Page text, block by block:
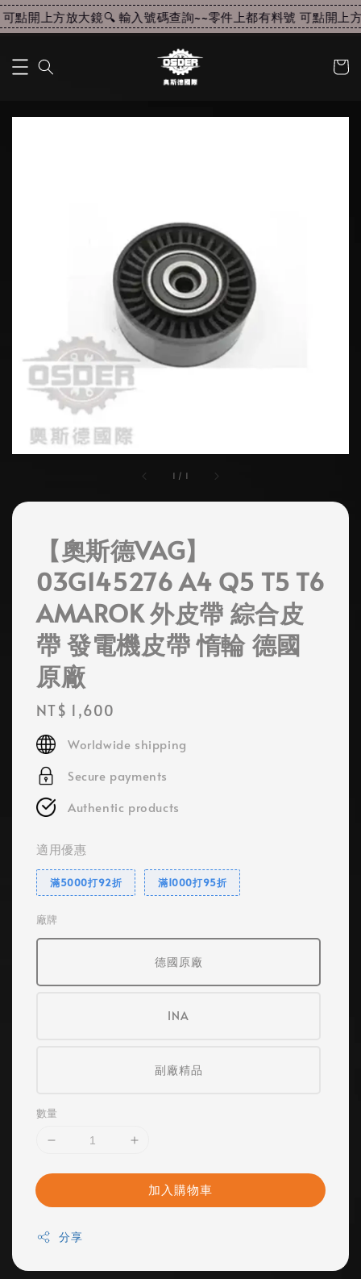
點開上方放大鏡🔍 輸入號碼查詢~~零件上都有料號 可點開上
1 / 1
【奧斯德VAG】
03G145276 A4 Q5 T5 T6
AMAROK 外皮帶 綜合皮
帶 發電機皮帶 惰輪 德國
原廠
Regular
price
NT$ 1,600
Worldwide shipping
Secure payments
Authentic products
適用優惠
滿5000打92折 滿1000打95折
廠牌
德國原廠
INA
副廠精品
數量
加入購物車
分享